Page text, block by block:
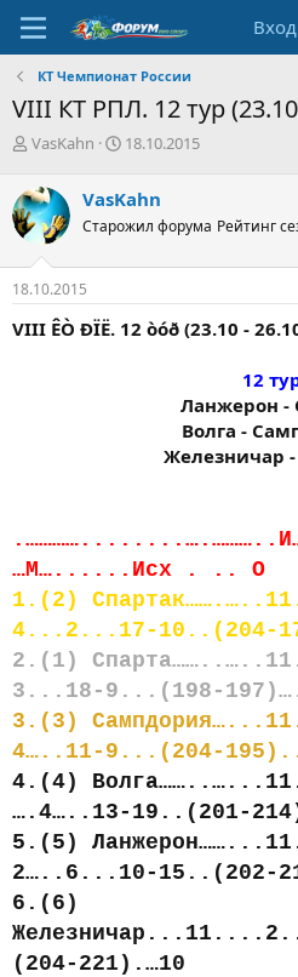
Вход
КT Чемпионат России
VIII КТ РПЛ. 12 тур
А
т
о
р
е
м
VasKahn
Д
а
н
ч
а
18.10.2015
VasKahn
Старожил форума Рейтинг
18.10.2015
VIII ÊÒ ÐÏË. 12 òóð (23.10 -
12
Ланжерон -
Волга -
Железничар
…М…......Исх . .. О
1.(2)
4...2...17-10..(204-
2.(1)
3...18-9...(198-
3.(3)
4…..11-9...(204-
4.(4)
….4…..13-19..(201-
5.(5)
2…..6...10-15..(202-
6.(6)
(204-221).…10